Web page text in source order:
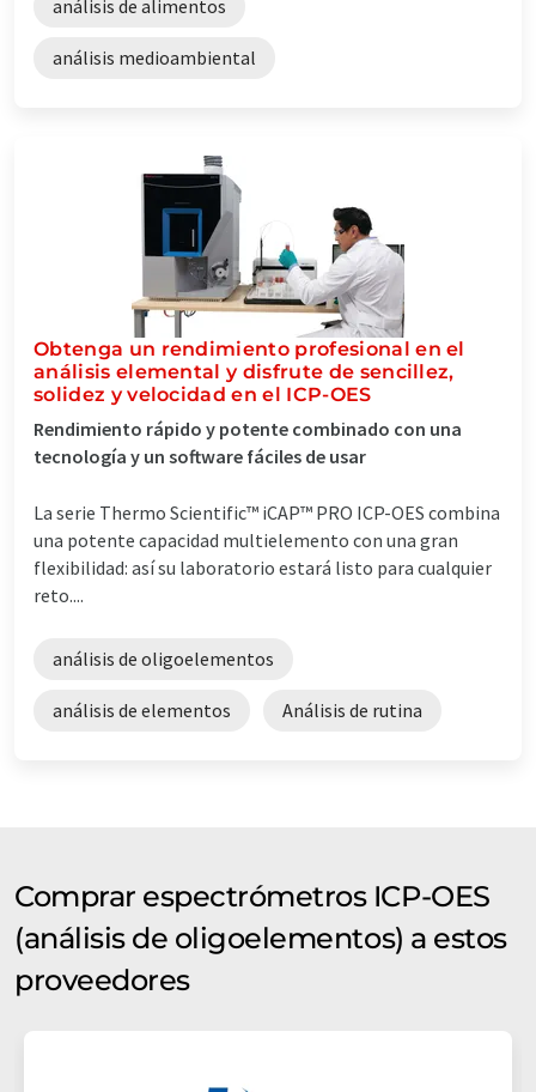
análisis de alimentos
análisis medioambiental
Obtenga un rendimiento profesional en el
análisis elemental y disfrute de sencillez,
solidez y velocidad en el ICP-OES
Rendimiento rápido y potente combinado con una
tecnología y un software fáciles de usar
La serie Thermo Scientific™ iCAP™ PRO ICP-OES combina
una potente capacidad multielemento con una gran
flexibilidad: así su laboratorio estará listo para cualquier
reto....
análisis de oligoelementos
análisis de elementos Análisis de rutina
Comprar espectrómetros ICP-OES
(análisis de oligoelementos) a estos
proveedores